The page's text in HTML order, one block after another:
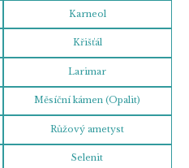
Karneol
Křišťál
Larimar
Měsíční kámen (Opalit)
Růžový ametyst
Selenit